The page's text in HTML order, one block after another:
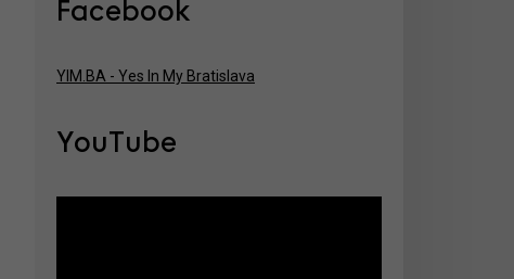
Facebook
YIM.BA - Yes In My Bratislava
YouTube